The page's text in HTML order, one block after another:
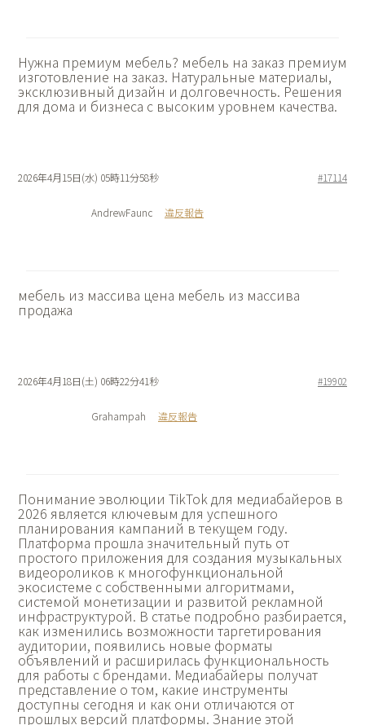
Нужна премиум мебель? мебель на заказ премиум
изготовление на заказ. Натуральные материалы,
эксклюзивный дизайн и долговечность. Решения
для дома и бизнеса с высоким уровнем качества.
2026年4月15日(水) 05時11分58秒 #17114
AndrewFaunc 違反報告
мебель из массива цена мебель из массива
продажа
2026年4月18日(土) 06時22分41秒 #19902
Grahampah 違反報告
Понимание эволюции TikTok для медиабайеров в
2026 является ключевым для успешного
планирования кампаний в текущем году.
Платформа прошла значительный путь от
простого приложения для создания музыкальных
видеороликов к многофункциональной
экосистеме с собственными алгоритмами,
системой монетизации и развитой рекламной
инфраструктурой. В статье подробно разбирается,
как изменились возможности таргетирования
аудитории, появились новые форматы
объявлений и расширилась функциональность
для работы с брендами. Медиабайеры получат
представление о том, какие инструменты
доступны сегодня и как они отличаются от
прошлых версий платформы. Знание этой